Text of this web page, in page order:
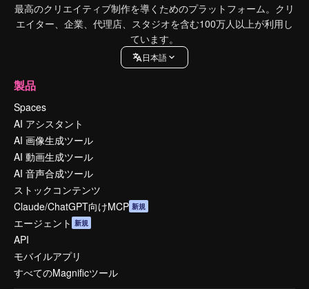
最高のクリエイティブ制作を導くためのプラットフォーム。クリ
エイター、企業、代理店、スタジオを含む100万人以上が利用し
ています。
日本語
製品
Spaces
AI アシスタント
AI 画像生成ツール
AI 動画生成ツール
AI 音声合成ツール
ストックコンテンツ
Claude/ChatGPT向けMCP 新規
エージェント 新規
API
モバイルアプリ
すべてのMagnificツール